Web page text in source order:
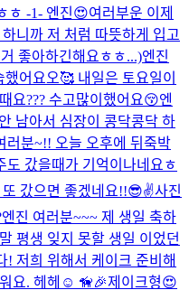
ㅎ -1- 엔진😍여러부운 이제
니까 저 처럼 따뜻하게 입고
좋아하긴해요ㅎㅎ...)엔진
어요오🥰 내일은 토요일이
요??? 수고많이했어요😚엔
남아서 심장이 콩닥콩닥 하
러분~!! 오늘 오후에 뒤죽박
도 갔을때가 기억이나네요ㅎ
또 갔으면 좋겠네요!!😎✌️사진
엔진 여러분~~~ 제 생일 축하
평생 잊지 못할 생일 이었던
저희 위해서 케이크 준비해
요. 헤헤☺️ 🦮🎉제이크형😍